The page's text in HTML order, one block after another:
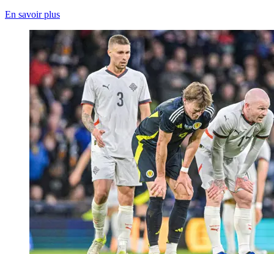
En savoir plus